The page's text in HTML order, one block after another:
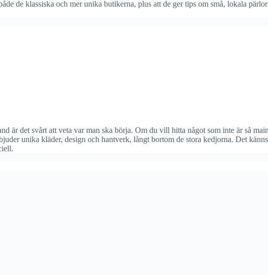
de klassiska och mer unika butikerna, plus att de ger tips om små, lokala
är det svårt att veta var man ska börja. Om du vill hitta något som inte är så
unika kläder, design och hantverk, långt bortom de stora kedjorna. Det